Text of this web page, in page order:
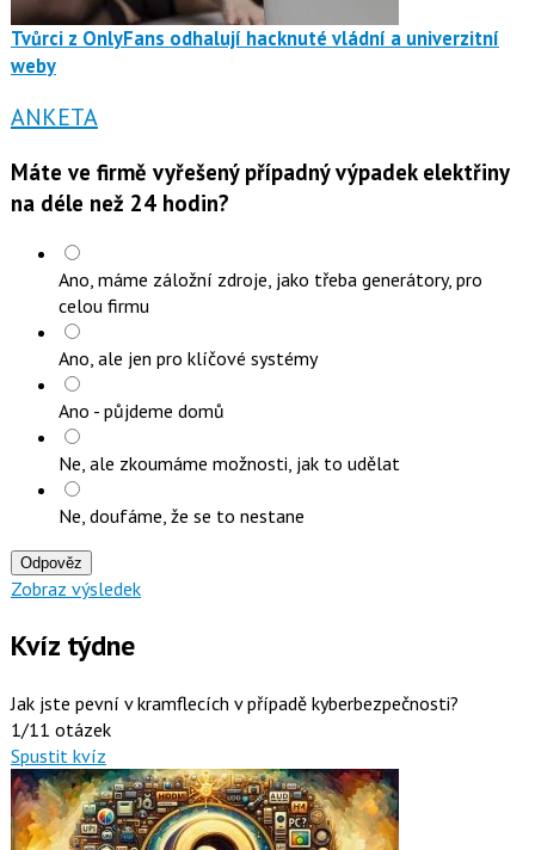
Tvůrci z OnlyFans odhalují hacknuté vládní a univerzitní
weby
ANKETA
Máte ve firmě vyřešený případný výpadek elektřiny
na déle než 24 hodin?
Ano, máme záložní zdroje, jako třeba generátory, pro
celou firmu
Ano, ale jen pro klíčové systémy
Ano - půjdeme domů
Ne, ale zkoumáme možnosti, jak to udělat
Ne, doufáme, že se to nestane
Odpověz
Zobraz výsledek
Kvíz týdne
Jak jste pevní v kramflecích v případě kyberbezpečnosti?
1/11 otázek
Spustit kvíz